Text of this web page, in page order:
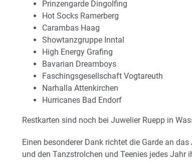
Prinzengarde Dingolfing
Hot Socks Ramerberg
Carambas Haag
Showtanzgruppe Inntal
High Energy Grafing
Bavarian Dreamboys
Faschingsgesellschaft Vogtareuth
Narhalla Attenkirchen
Hurricanes Bad Endorf
Restkarten sind noch bei Juwelier Ruepp in
Einen besonderer Dank richtet die Garde an
und den Tanzstrolchen und Teenies jedes